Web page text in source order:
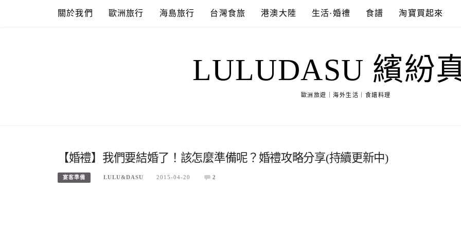
關於我們 歐洲旅行 海島旅行 台灣食旅 港澳大陸 生活·婚禮 食譜 淘寶買起來
LULUDASU 繽紛
歐洲旅遊｜海外生活｜食譜料理
【婚禮】我們要結婚了！該怎麼準備呢？婚禮攻略分享(持續更新中)
宴客準備 LULU&DASU 2015-04-20 2